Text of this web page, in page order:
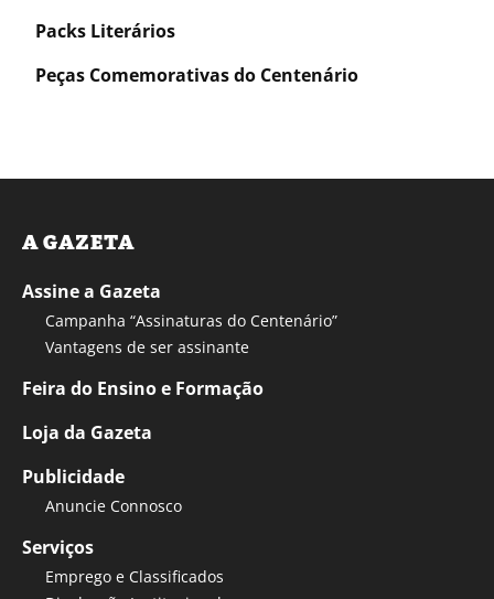
Packs Literários
Peças Comemorativas do Centenário
A GAZETA
Assine a Gazeta
Campanha “Assinaturas do Centenário”
Vantagens de ser assinante
Feira do Ensino e Formação
Loja da Gazeta
Publicidade
Anuncie Connosco
Serviços
Emprego e Classificados